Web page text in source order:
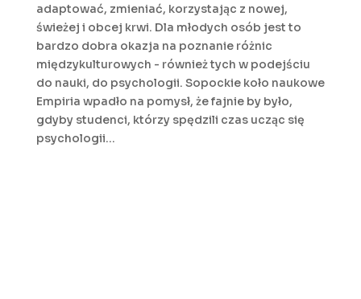
adaptować, zmieniać, korzystając z nowej,
świeżej i obcej krwi. Dla młodych osób jest to
bardzo dobra okazja na poznanie różnic
międzykulturowych - również tych w podejściu
do nauki, do psychologii. Sopockie koło naukowe
Empiria wpadło na pomysł, że fajnie by było,
gdyby studenci, którzy spędzili czas ucząc się
psychologii...